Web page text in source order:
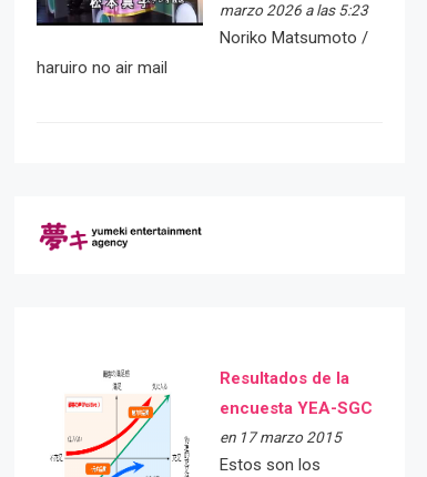
marzo 2026 a las 5:23
Noriko Matsumoto /
haruiro no air mail
Resultados de la
encuesta YEA-SGC
en 17 marzo 2015
Estos son los